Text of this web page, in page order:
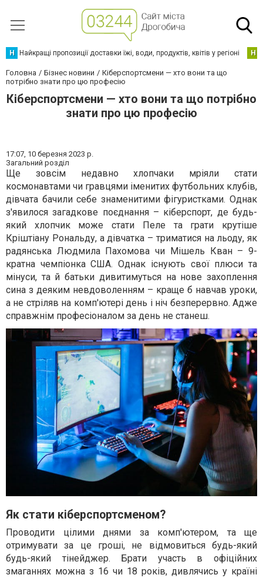
Н Найкращі пропозиції доставки їжі, води, продуктів, квітів у регіоні Н
Головна Бізнес новини
Кіберспортсмени — хто вони та що
потрібно знати про цю професію
Кіберспортсмени — хто вони та що потрібно
знати про цю професію
17:07, 10 березня 2023 р.
Загальний розділ
Ще зовсім недавно хлопчаки мріяли стати
космонавтами чи гравцями іменитих футбольних клубів,
дівчата бачили себе знаменитими фігуристками. Однак
з'явилося загадкове поєднання – кіберспорт, де будь-
який хлопчик може стати Пеле та грати крутіше
Кріштіану Рональду, а дівчатка – триматися на льоду, як
радянська Людмила Пахомова чи Мішель Кван – 9-
кратна чемпіонка США. Однак існують свої плюси та
мінуси, та й батьки дивитимуться на нове захоплення
сина з деяким невдоволенням – краще б навчав уроки,
а не стріляв на комп'ютері день і ніч безперервно. Адже
справжнім професіоналом за день не станеш.
Як стати кіберспортсменом?
Проводити цілими днями за комп'ютером, та ще
отримувати за це гроші, не відмовиться будь-який
будь-який тінейджер. Брати участь в офіційних
змаганнях можна з 16 чи 18 років, дивлячись у країні